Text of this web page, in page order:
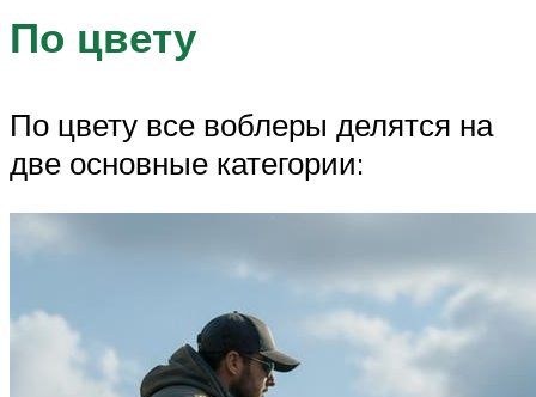
По цвету
По цвету все воблеры делятся на
две основные категории: